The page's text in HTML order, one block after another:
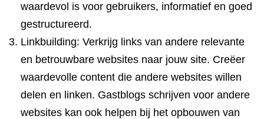
waardevol is voor gebruikers, informatief en goed
gestructureerd.
Linkbuilding: Verkrijg links van andere relevante
en betrouwbare websites naar jouw site. Creëer
waardevolle content die andere websites willen
delen en linken. Gastblogs schrijven voor andere
websites kan ook helpen bij het opbouwen van